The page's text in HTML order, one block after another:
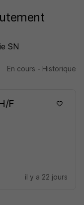
SN
En cours - Historique
F
il y a 22 jours